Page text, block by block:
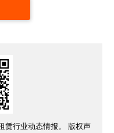
赁行业动态情报。 版权声